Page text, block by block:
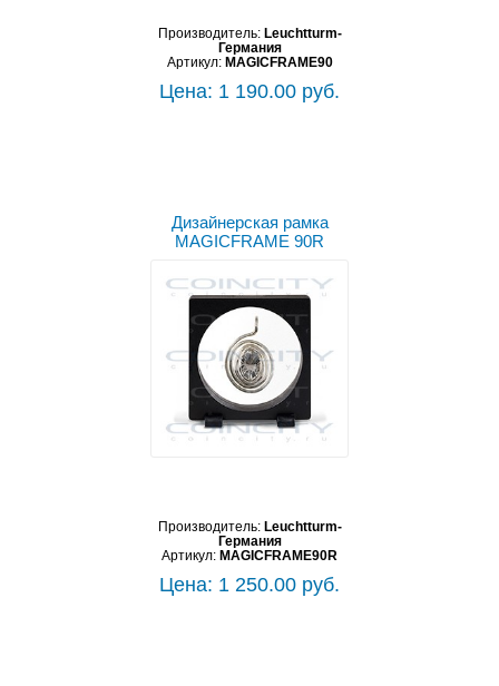
Производитель: Leuchtturm-
Германия
Артикул: MAGICFRAME90
Цена: 1 190.00 руб.
Дизайнерская рамка
MAGICFRAME 90R
Производитель: Leuchtturm-
Германия
Артикул: MAGICFRAME90R
Цена: 1 250.00 руб.